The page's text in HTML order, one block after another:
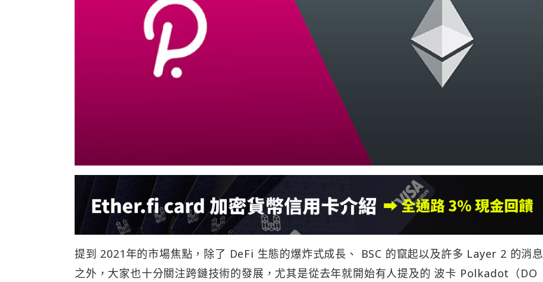
提到 2021年的市場焦點，除了 DeFi 生態的爆炸式成長、 BSC 的竄起以及許多 Layer 2 的消息
之外，大家也十分關注跨鏈技術的發展，尤其是從去年就開始有人提及的 波卡 Polkadot（DO